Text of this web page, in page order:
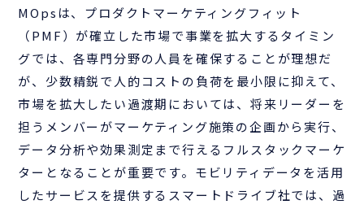
MOpsは、プロダクトマーケティングフィット
（PMF）が確立した市場で事業を拡大するタイミン
グでは、各専門分野の人員を確保することが理想だ
が、少数精鋭で人的コストの負荷を最小限に抑えて、
市場を拡大したい過渡期においては、将来リーダーを
担うメンバーがマーケティング施策の企画から実行、
データ分析や効果測定まで行えるフルスタックマーケ
ターとなることが重要です。モビリティデータを活用
したサービスを提供するスマートドライブ社では、過